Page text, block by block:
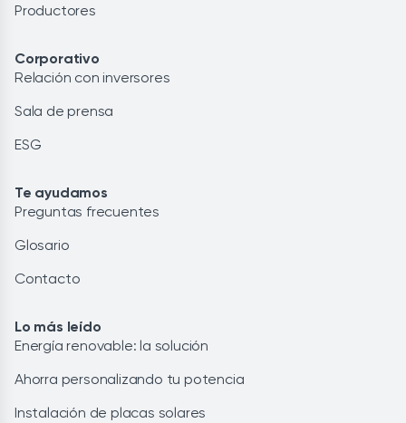
Productores
Corporativo
Relación con inversores
Sala de prensa
ESG
Te ayudamos
Preguntas frecuentes
Glosario
Contacto
Lo más leído
Energía renovable: la solución
Ahorra personalizando tu potencia
Instalación de placas solares